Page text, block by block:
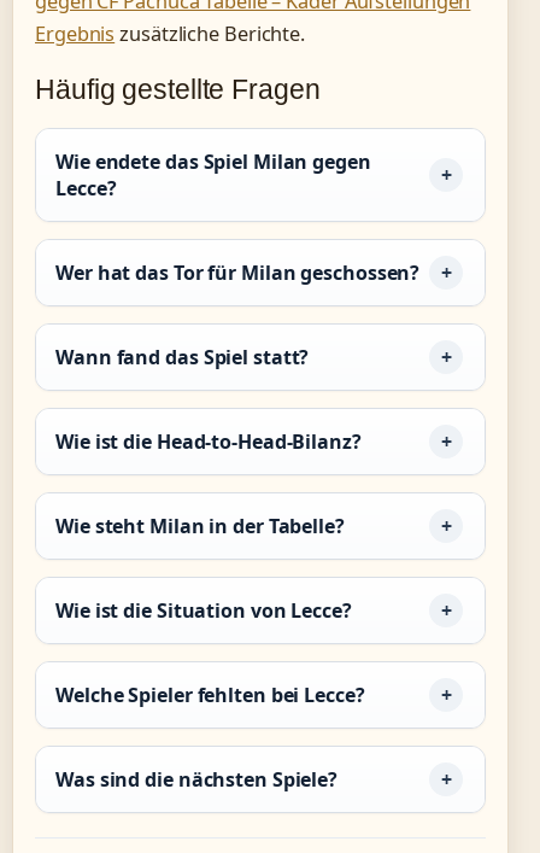
Ergebnis zusätzliche Berichte.
Häufig gestellte Fragen
Wie endete das Spiel Milan gegen
Lecce?
Wer hat das Tor für Milan geschossen?
Wann fand das Spiel statt?
Wie ist die Head-to-Head-Bilanz?
Wie steht Milan in der Tabelle?
Wie ist die Situation von Lecce?
Welche Spieler fehlten bei Lecce?
Was sind die nächsten Spiele?